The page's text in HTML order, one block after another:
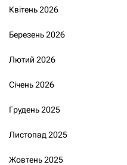
Квітень 2026
Березень 2026
Лютий 2026
Січень 2026
Грудень 2025
Листопад 2025
Жовтень 2025